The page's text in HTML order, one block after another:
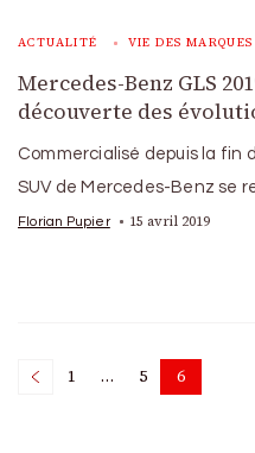
ACTUALITÉ VIE DES MARQUES
Mercedes-Benz GLS
découverte des
Commercialisé depuis la fin
SUV de Mercedes-Benz se
Florian Pupier 15 avril 2019
Posts
Page
1 … Page
5 Page
6